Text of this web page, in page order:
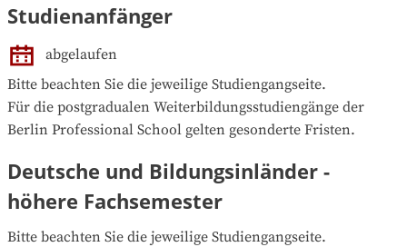
Studienanfänger
abgelaufen
Bitte beachten Sie die jeweilige Studiengangseite.
Für die postgradualen Weiterbildungsstudiengänge der
Berlin Professional School gelten gesonderte Fristen.
Deutsche und Bildungsinländer -
höhere Fachsemester
Bitte beachten Sie die jeweilige Studiengangseite.